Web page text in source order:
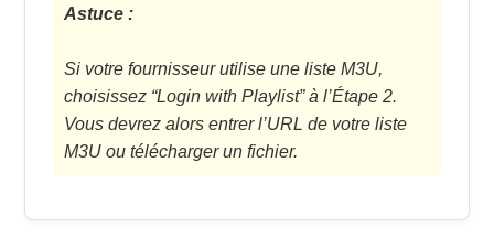
Astuce :
Si votre fournisseur utilise une liste M3U,
choisissez “Login with Playlist” à l’Étape 2.
Vous devrez alors entrer l’URL de votre liste
M3U ou télécharger un fichier.